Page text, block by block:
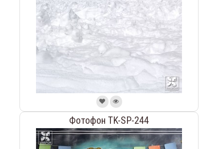
Фотофон TK-SP-244